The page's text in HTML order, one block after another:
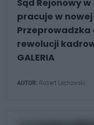
Sąd Rejonowy
pracuje w
Przeprowadzka
rewolucji
GALERIA
AUTOR: Robert Lechowski